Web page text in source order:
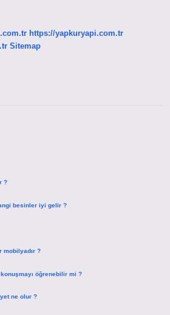
https://yapkuryapi.com.tr
Sitemap
?
besinler iyi gelir ?
mobilyadır ?
öğrenebilir mi ?
ne olur ?